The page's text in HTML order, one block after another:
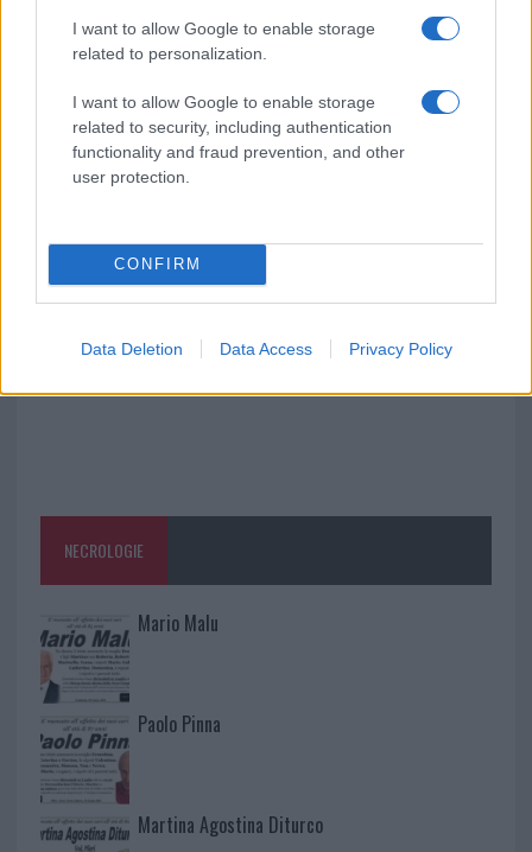
I want to allow Google to enable storage
related to personalization.
I want to allow Google to enable storage
related to security, including authentication
functionality and fraud prevention, and other
user protection.
CONFIRM
Data Deletion Data Access Privacy Policy
Giorgia Meloni a La Maddalena, la vicesindaco:
“Orgoglio e discrezione per visita privata̶…
Incendio nella notte a Olbia, a fuoco due furgoni
vigili del fuoco a Rudalza
NECROLOGIE
Mario Malu
Paolo Pinna
Martina Agostina Diturco